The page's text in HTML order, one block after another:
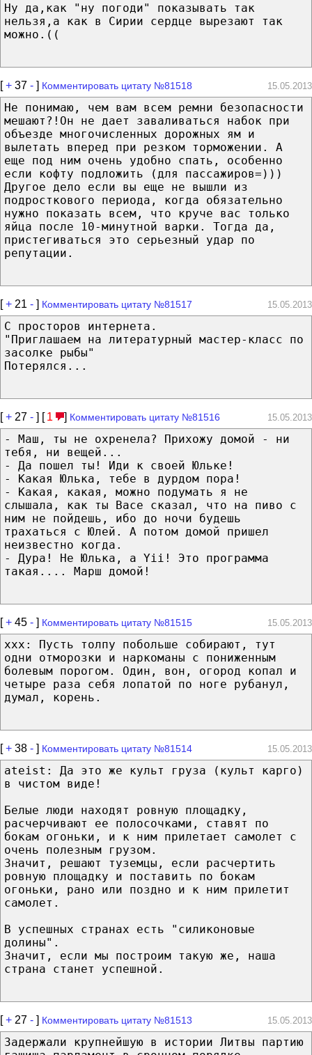
Ну да,как "ну погоди" показывать так
нельзя,а как в Сирии сердце вырезают так
можно.((
[+ 37 - ] Комментировать цитату №81518 15.05.2013
Не понимаю, чем вам всем ремни безопасности
мешают?!Он не дает заваливаться набок при
объезде многочисленных дорожных ям и
вылетать вперед при резком торможении. А
еще под ним очень удобно спать, особенно
если кофту подложить (для пассажиров=)))
Другое дело если вы еще не вышли из
подросткового периода, когда обязательно
нужно показать всем, что круче вас только
яйца после 10-минутной варки. Тогда да,
пристегиваться это серьезный удар по
репутации.
[+ 21 - ] Комментировать цитату №81517 15.05.2013
С просторов интернета.
"Приглашаем на литературный мастер-класс по
засолке рыбы"
Потерялся...
[+ 27 - ] [ 1 ] Комментировать цитату №81516 15.05.2013
- Маш, ты не охренела? Прихожу домой - ни
тебя, ни вещей...
- Да пошел ты! Иди к своей Юльке!
- Какая Юлька, тебе в дурдом пора!
- Какая, какая, можно подумать я не
слышала, как ты Васе сказал, что на пиво с
ним не пойдешь, ибо до ночи будешь
трахаться с Юлей. А потом домой пришел
неизвестно когда.
- Дура! Не Юлька, а Yii! Это программа
такая.... Марш домой!
[+ 45 - ] Комментировать цитату №81515 15.05.2013
xxx: Пусть толпу побольше собирают, тут
одни отморозки и наркоманы с пониженным
болевым порогом. Один, вон, огород копал и
четыре раза себя лопатой по ноге рубанул,
думал, корень.
[+ 38 - ] Комментировать цитату №81514 15.05.2013
ateist: Да это же культ груза (культ карго)
в чистом виде!
Белые люди находят ровную площадку,
расчерчивают ее полосочками, ставят по
бокам огоньки, и к ним прилетает самолет с
очень полезным грузом.
Значит, решают туземцы, если расчертить
ровную площадку и поставить по бокам
огоньки, рано или поздно и к ним прилетит
самолет.
В успешных странах есть "силиконовые
долины".
Значит, если мы построим такую же, наша
страна станет успешной.
[+ 27 - ] Комментировать цитату №81513 15.05.2013
Задержали крупнейшую в истории Литвы партию